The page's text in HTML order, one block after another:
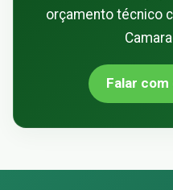
orçamento técnico
Falar